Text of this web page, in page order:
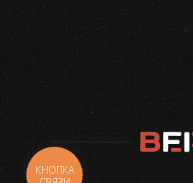
КНОПКА